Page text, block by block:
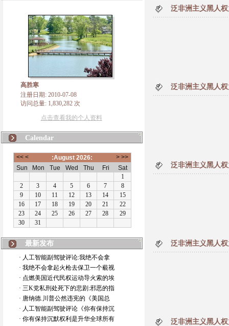
高胜寒
注册日期: 2010-07-08
访问总量: 1,830,282 次
点击查看我的个人资料
Calendar
最新发布
· 人工智能副驾驶评论:我绝不会拿
· 我绝不会拿起火枪去保卫一个藐视
· 点燃美国近代民权运动导火索的埃
· 三K党私刑处死下的悲剧:邪恶的指
· 唐纳德.川普公然违宪的《美国总
· 人工智能副驾驶评论《你有保持沉
· 你有保持沉默权利是升华全球所有
泛非洲主义黑人
泛非洲主义黑人
泛非洲主义黑人
泛非洲主义黑人
泛非洲主义黑人